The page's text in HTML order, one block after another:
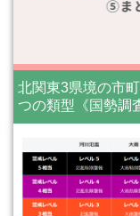
北関東3県境の市
つの類型《国勢調